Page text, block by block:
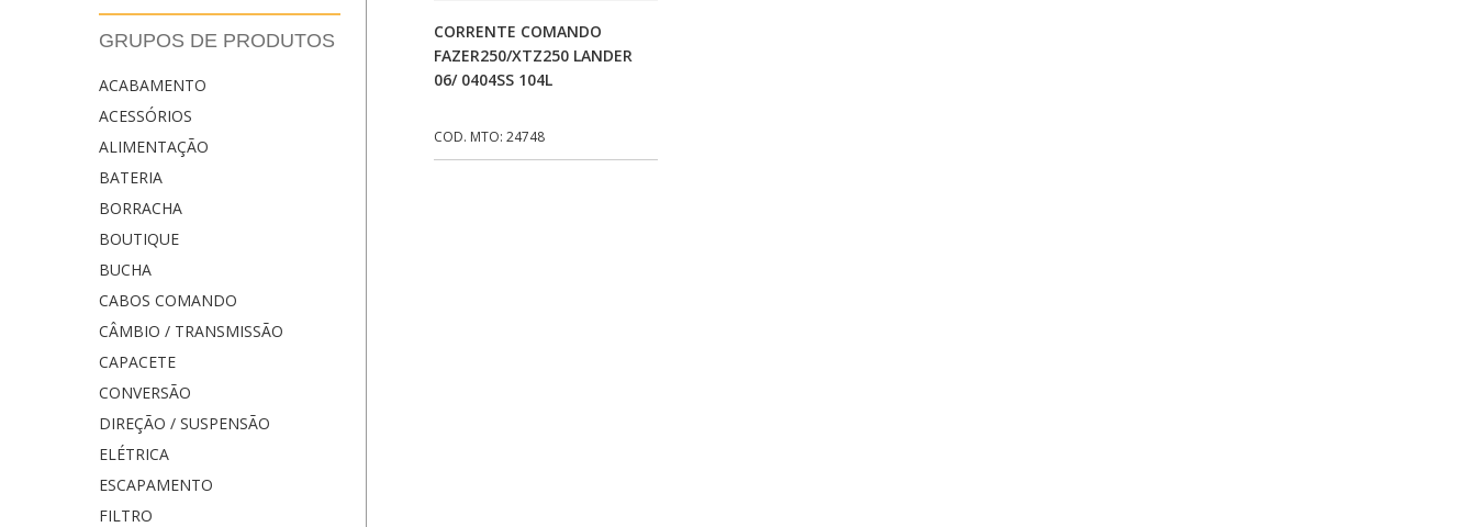
GRUPOS DE PRODUTOS
ACABAMENTO
ACESSÓRIOS
ALIMENTAÇÃO
BATERIA
BORRACHA
BOUTIQUE
BUCHA
CABOS COMANDO
CÂMBIO / TRANSMISSÃO
CAPACETE
CONVERSÃO
DIREÇÃO / SUSPENSÃO
ELÉTRICA
ESCAPAMENTO
FILTRO
Adicionar Ao Carrinho
CORRENTE COMANDO
FAZER250/XTZ250 LANDER
06/ 0404SS 104L
COD. MTO: 24748